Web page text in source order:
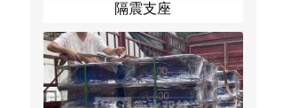
隔震支座